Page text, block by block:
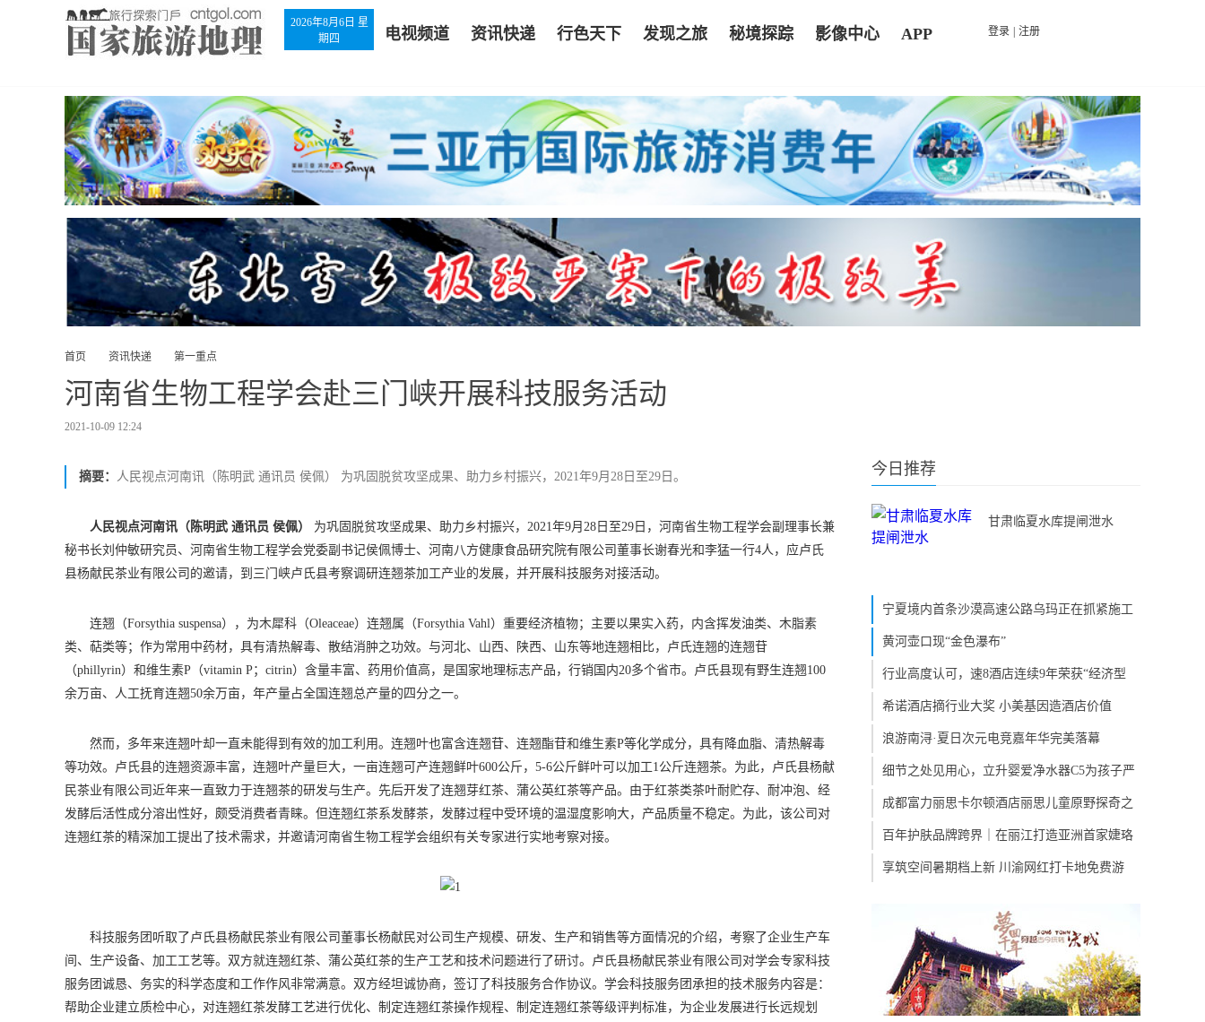
登录 注册
2026年8月6日 星
期四
电视频道 资讯快递 行色天下 发现之旅 秘境探踪 影像中心 APP
首页 资讯快递 第一重点
河南省生物工程学会赴三门峡开展科技服务活动
2021-10-09 12:24
摘要： 人民视点河南讯（陈明武 通讯员 侯佩） 为巩固脱贫攻坚成果、助力乡村振兴，2021年9月28日至29日。
人民视点河南讯（陈明武 通讯员 侯佩）
为巩固脱贫攻坚成果、助力乡村振兴，2021年9月28日至29日，河南省生物工程学会副理事长兼
秘书长刘仲敏研究员、河南省生物工程学会党委副书记侯佩博士、河南八方健康食品研究院有限公司董事长谢春光和李猛一行4人，应卢氏
县杨献民茶业有限公司的邀请，到三门峡卢氏县考察调研连翘茶加工产业的发展，并开展科技服务对接活动。
连翘（Forsythia suspensa），为木犀科（Oleaceae）连翘属（Forsythia Vahl）重要经济植物；主要以果实入药，内含挥发油类、木脂素
类、萜类等；作为常用中药材，具有清热解毒、散结消肿之功效。与河北、山西、陕西、山东等地连翘相比，卢氏连翘的连翘苷
（phillyrin）和维生素P（vitamin P；citrin）含量丰富、药用价值高，是国家地理标志产品，行销国内20多个省市。卢氏县现有野生连翘100
余万亩、人工抚育连翘50余万亩，年产量占全国连翘总产量的四分之一。
然而，多年来连翘叶却一直未能得到有效的加工利用。连翘叶也富含连翘苷、连翘酯苷和维生素P等化学成分，具有降血脂、清热解毒
等功效。卢氏县的连翘资源丰富，连翘叶产量巨大，一亩连翘可产连翘鲜叶600公斤，5-6公斤鲜叶可以加工1公斤连翘茶。为此，卢氏县杨献
民茶业有限公司近年来一直致力于连翘茶的研发与生产。先后开发了连翘芽红茶、蒲公英红茶等产品。由于红茶类茶叶耐贮存、耐冲泡、经
发酵后活性成分溶出性好，颇受消费者青睐。但连翘红茶系发酵茶，发酵过程中受环境的温湿度影响大，产品质量不稳定。为此，该公司对
连翘红茶的精深加工提出了技术需求，并邀请河南省生物工程学会组织有关专家进行实地考察对接。
科技服务团听取了卢氏县杨献民茶业有限公司董事长杨献民对公司生产规模、研发、生产和销售等方面情况的介绍，考察了企业生产车
间、生产设备、加工工艺等。双方就连翘红茶、蒲公英红茶的生产工艺和技术问题进行了研讨。卢氏县杨献民茶业有限公司对学会专家科技
服务团诚恳、务实的科学态度和工作作风非常满意。双方经坦诚协商，签订了科技服务合作协议。学会科技服务团承担的技术服务内容是：
帮助企业建立质检中心，对连翘红茶发酵工艺进行优化、制定连翘红茶操作规程、制定连翘红茶等级评判标准，为企业发展进行长远规划
今日推荐
甘肃临夏水库提闸泄水
宁夏境内首条沙漠高速公路乌玛正在抓紧施工
黄河壶口现“金色瀑布”
行业高度认可，速8酒店连续9年荣获“经济型
希诺酒店摘行业大奖 小美基因造酒店价值
浪游南浔·夏日次元电竞嘉年华完美落幕
细节之处见用心，立升婴爱净水器C5为孩子严
成都富力丽思卡尔顿酒店丽思儿童原野探奇之
百年护肤品牌跨界｜在丽江打造亚洲首家婕珞
享筑空间暑期档上新 川渝网红打卡地免费游